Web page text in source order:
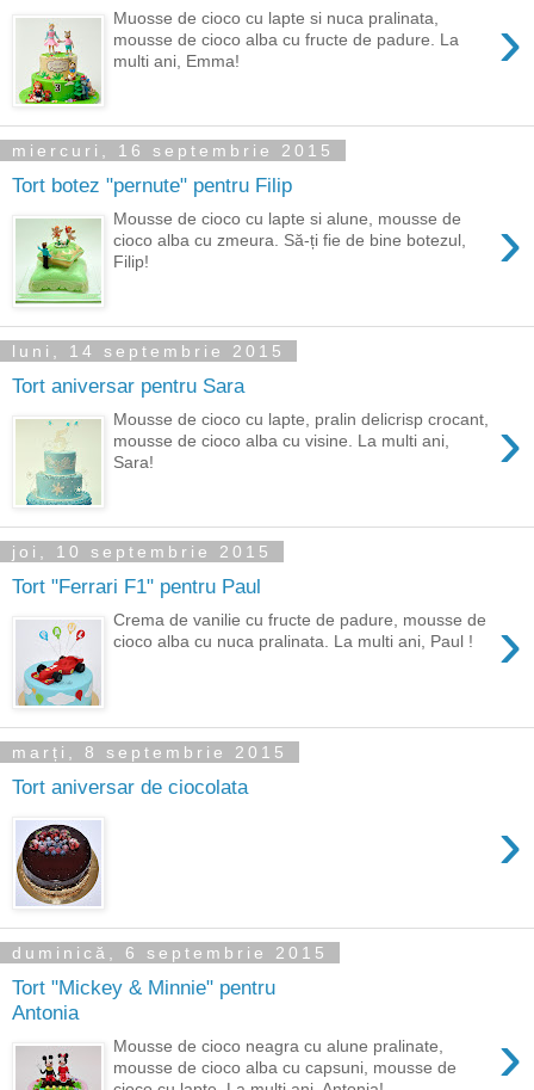
›
Muosse de cioco cu lapte si nuca pralinata,
mousse de cioco alba cu fructe de padure. La
multi ani, Emma!
miercuri, 16 septembrie 2015
Tort botez "pernute" pentru Filip
›
Mousse de cioco cu lapte si alune, mousse de
cioco alba cu zmeura. Să-ți fie de bine botezul,
Filip!
luni, 14 septembrie 2015
Tort aniversar pentru Sara
›
Mousse de cioco cu lapte, pralin delicrisp crocant,
mousse de cioco alba cu visine. La multi ani,
Sara!
joi, 10 septembrie 2015
Tort "Ferrari F1" pentru Paul
›
Crema de vanilie cu fructe de padure, mousse de
cioco alba cu nuca pralinata. La multi ani, Paul !
marți, 8 septembrie 2015
Tort aniversar de ciocolata
›
duminică, 6 septembrie 2015
Tort "Mickey & Minnie" pentru
Antonia
›
Mousse de cioco neagra cu alune pralinate,
mousse de cioco alba cu capsuni, mousse de